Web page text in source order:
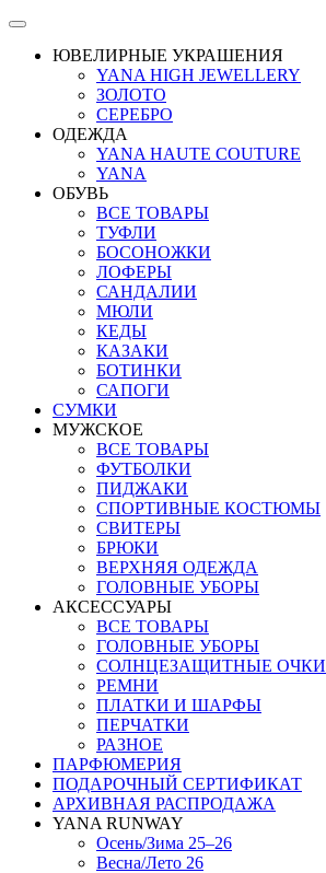
ЮВЕЛИРНЫЕ УКРАШЕНИЯ
YANA HIGH JEWELLERY
ЗОЛОТО
СЕРЕБРО
ОДЕЖДА
YANA HAUTE COUTURE
YANA
ОБУВЬ
ВСЕ ТОВАРЫ
ТУФЛИ
БОСОНОЖКИ
ЛОФЕРЫ
САНДАЛИИ
МЮЛИ
КЕДЫ
КАЗАКИ
БОТИНКИ
САПОГИ
СУМКИ
МУЖСКОЕ
ВСЕ ТОВАРЫ
ФУТБОЛКИ
ПИДЖАКИ
СПОРТИВНЫЕ КОСТЮМЫ
СВИТЕРЫ
БРЮКИ
ВЕРХНЯЯ ОДЕЖДА
ГОЛОВНЫЕ УБОРЫ
АКСЕССУАРЫ
ВСЕ ТОВАРЫ
ГОЛОВНЫЕ УБОРЫ
СОЛНЦЕЗАЩИТНЫЕ ОЧКИ
РЕМНИ
ПЛАТКИ И ШАРФЫ
ПЕРЧАТКИ
РАЗНОЕ
ПАРФЮМЕРИЯ
ПОДАРОЧНЫЙ СЕРТИФИКАТ
АРХИВНАЯ РАСПРОДАЖА
YANA RUNWAY
Осень/Зима 25–26
Весна/Лето 26